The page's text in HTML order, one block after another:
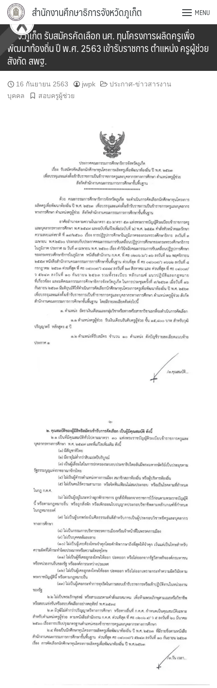
Skip
content
สำนักงานศึกษาธิการจังหวัดภูเก็ต MENU
กศจ.ภูเก็ต รับสมัครคัดเลือก นศ. ทุนโครงการผลิดครูเพื่อ
พัฒนาท้องถิ่น ปี พ.ศ. 2563 เข้ารับราชการ ตำแหน่ง ครูผู้ช่วย
สังกัด สพฐ.
16 กันยายน 2563 jwpk
ประกาศ-ข่าวสารงาน
บุคคล
สอบครูผู้ช่วย